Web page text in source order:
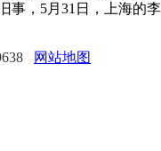
，5月31日，上海的
网站地图